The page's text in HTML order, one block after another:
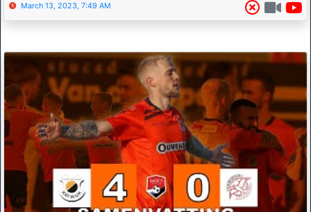
March 13, 2023, 7:49 AM